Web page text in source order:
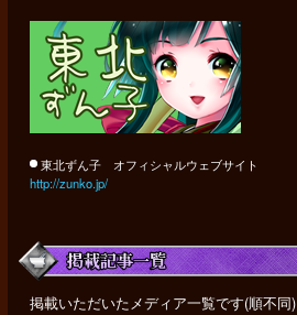
東北ずん子 オフィシャルウェブサイト
http://zunko.jp/
掲載いただいたメディア一覧です(順不同)